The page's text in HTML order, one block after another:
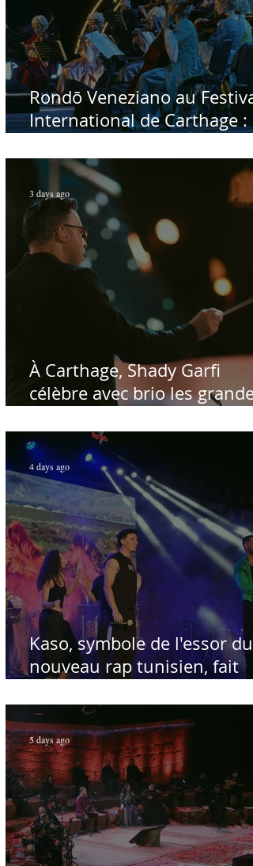
Rondō Veneziano au Festival
International de Carthage :
public tunisien
À Carthage, Shady Garfi
célèbre avec brio les grandes
Par Sofien Manaï
3 days ago
Kaso, symbole de l'essor du
nouveau rap tunisien, fait
international de Sfax - Par
Sofien Manaï
4 days ago
5 days ago